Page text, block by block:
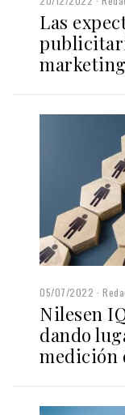
Las
05/07/2022
Nilesen
dando
medición